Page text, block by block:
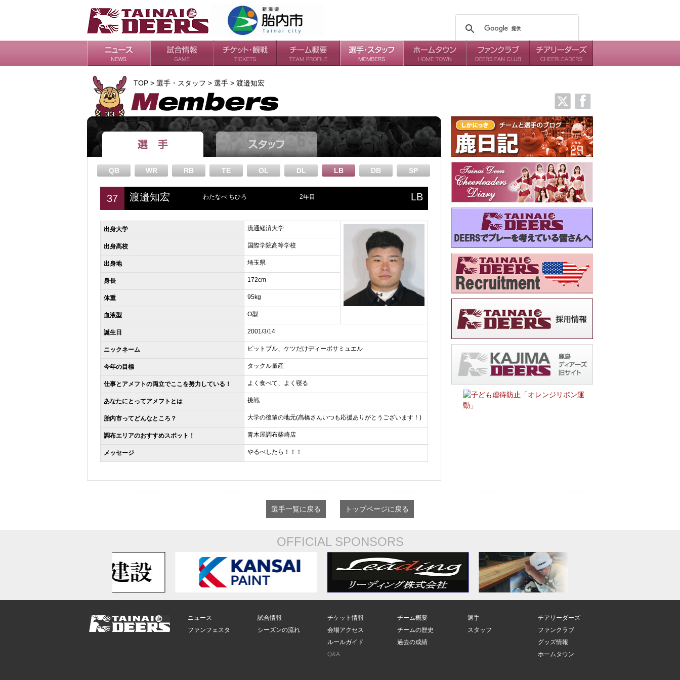
日程・結果
シーズンの流れ チケット
会場・アクセス
ルールガイド
TOP > 選手・スタッフ > 選手 > 渡邉知宏
QB WR RB TE OL DL LB DB SP
37 渡邉知宏 わたなべ ちひろ 2年目 LB
出身大学 流通経済大学
出身高校 国際学院高等学校
出身地 埼玉県
身長 172cm
体重 95kg
血液型 O型
誕生日 2001/3/14
ニックネーム ピットブル、ケツだけディーボサミュエル
今年の目標 タックル量産
仕事とアメフトの両立でここを努力している！ よく食べて、よく寝る
あなたにとってアメフトとは 挑戦
胎内市ってどんなところ？ 大学の後輩の地元(髙橋さんいつも応援ありがとうございます！)
調布エリアのおすすめスポット！ 青木屋調布柴崎店
メッセージ やるべしたら！！！
選手一覧に戻る トップページに戻る
OFFICIAL SPONSORS
ニュース
ファンフェスタ
試合情報
シーズンの流れ
チケット情報
会場アクセス
ルールガイド
Q&A
チーム概要
チームの歴史
過去の成績
選手
スタッフ
チアリーダーズ
ファンクラブ
グッズ情報
ホームタウン